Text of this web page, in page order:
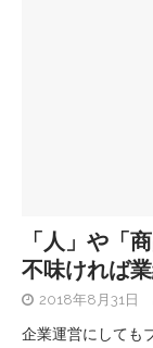
「人」や「
不味ければ
2018年8月31日
企業運営にしても